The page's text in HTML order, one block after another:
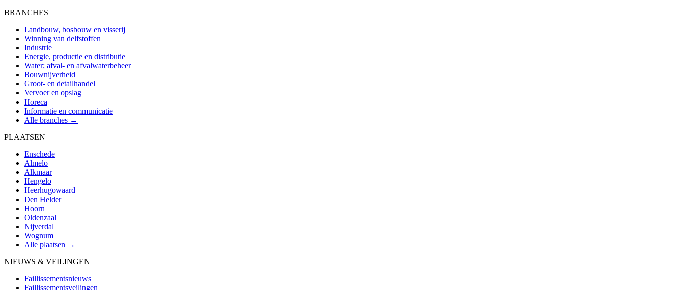
BRANCHES
Landbouw, bosbouw en visserij
Winning van delfstoffen
Industrie
Energie, productie en distributie
Water; afval- en afvalwaterbeheer
Bouwnijverheid
Groot- en detailhandel
Vervoer en opslag
Horeca
Informatie en communicatie
Alle branches →
PLAATSEN
Enschede
Almelo
Alkmaar
Hengelo
Heerhugowaard
Den Helder
Hoorn
Oldenzaal
Nijverdal
Wognum
Alle plaatsen →
NIEUWS & VEILINGEN
Faillissementsnieuws
Faillissementsveilingen